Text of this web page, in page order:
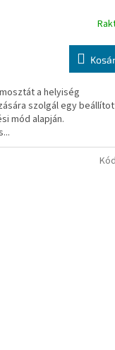
a helyiség
szolgál egy
mód alapján.